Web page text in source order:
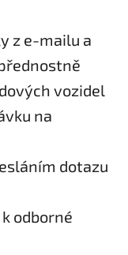
z e-mailu a
vozidel
na
dotazu
odborné